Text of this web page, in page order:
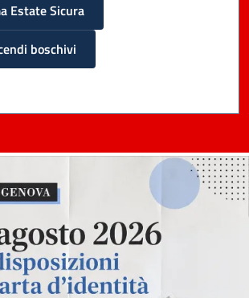
Estate Sicura
boschivi